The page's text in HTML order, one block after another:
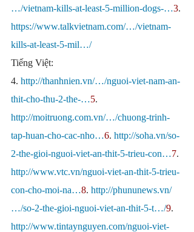
…/vietnam-kills-at-least-5-million-dogs-…3.
https://www.talkvietnam.com/…/vietnam-
kills-at-least-5-mil…/
Tiếng Việt:
4. http://thanhnien.vn/…/nguoi-viet-nam-an-
thit-cho-thu-2-the-…5.
http://moitruong.com.vn/…/chuong-trinh-
tap-huan-cho-cac-nho…6. http://soha.vn/so-
2-the-gioi-nguoi-viet-an-thit-5-trieu-con…7.
http://www.vtc.vn/nguoi-viet-an-thit-5-trieu-
con-cho-moi-na…8. http://phununews.vn/
…/so-2-the-gioi-nguoi-viet-an-thit-5-t…/9.
http://www.tintaynguyen.com/nguoi-viet-